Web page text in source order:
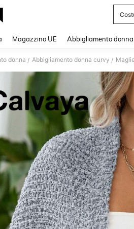
Magazzino UE Abbigliamento donna
donna / Abbigliamento donna curvy /